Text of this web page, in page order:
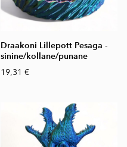
Draakoni Lillepott Pesaga -
sinine/kollane/punane
19,31 €